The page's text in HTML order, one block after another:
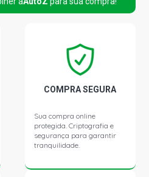
COMPRA SEGURA
Sua compra online
protegida. Criptografia e
segurança para garantir
tranquilidade.